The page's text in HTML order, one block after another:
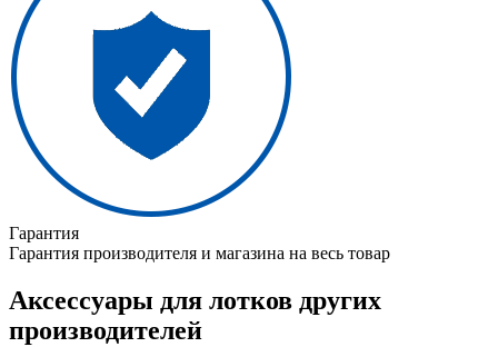
Гарантия
Гарантия производителя и магазина на весь товар
Аксессуары для лотков других
производителей